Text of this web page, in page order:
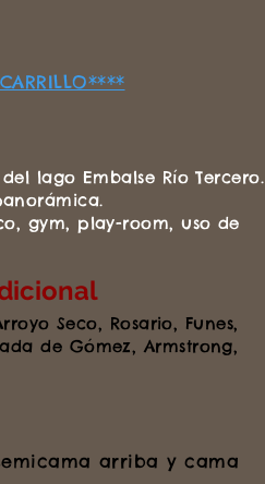
lago Embalse Río Tercero.
gym, play-room, uso de
Seco, Rosario, Funes,
de Gómez, Armstrong,
(semicama arriba y cama